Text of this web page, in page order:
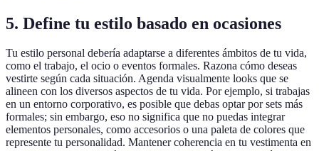
5. Define tu estilo basado en ocasiones
Tu estilo personal debería adaptarse a diferentes ámbitos de tu vida,
como el trabajo, el ocio o eventos formales. Razona cómo deseas
vestirte según cada situación. Agenda visualmente looks que se
alineen con los diversos aspectos de tu vida. Por ejemplo, si trabajas
en un entorno corporativo, es posible que debas optar por sets más
formales; sin embargo, eso no significa que no puedas integrar
elementos personales, como accesorios o una paleta de colores que
represente tu personalidad. Mantener coherencia en tu vestimenta en